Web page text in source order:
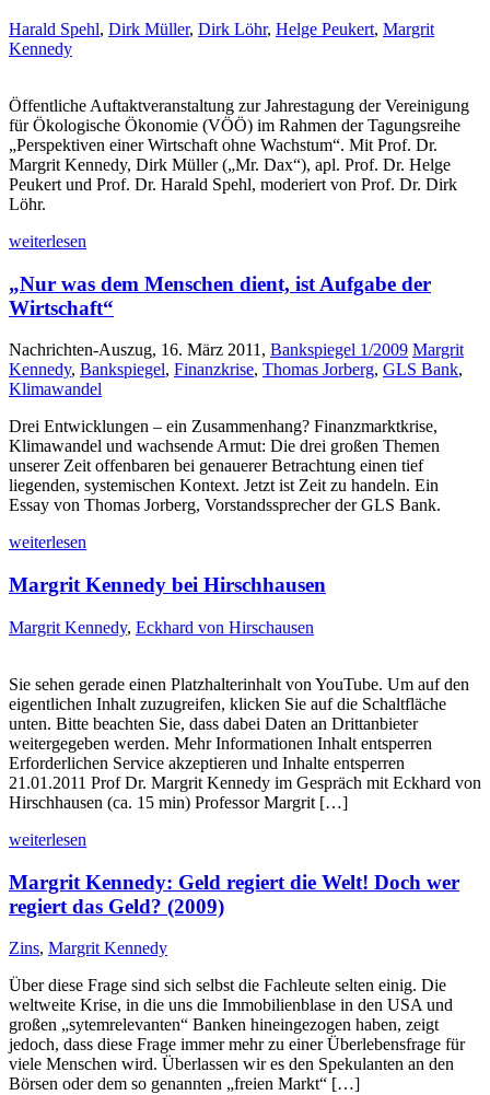
Harald Spehl, Dirk Müller, Dirk Löhr, Helge Peukert, Margrit
Kennedy
Öffentliche Auftaktveranstaltung zur Jahrestagung der Vereinigung
für Ökologische Ökonomie (VÖÖ) im Rahmen der Tagungsreihe
„Perspektiven einer Wirtschaft ohne Wachstum“. Mit Prof. Dr.
Margrit Kennedy, Dirk Müller („Mr. Dax“), apl. Prof. Dr. Helge
Peukert und Prof. Dr. Harald Spehl, moderiert von Prof. Dr. Dirk
Löhr.
weiterlesen
„Nur was dem Menschen dient, ist Aufgabe der
Wirtschaft“
Nachrichten-Auszug, 16. März 2011, Bankspiegel 1/2009 Margrit
Kennedy, Bankspiegel, Finanzkrise, Thomas Jorberg, GLS Bank,
Klimawandel
Drei Entwicklungen – ein Zusammenhang? Finanzmarktkrise,
Klimawandel und wachsende Armut: Die drei großen Themen
unserer Zeit offenbaren bei genauerer Betrachtung einen tief
liegenden, systemischen Kontext. Jetzt ist Zeit zu handeln. Ein
Essay von Thomas Jorberg, Vorstandssprecher der GLS Bank.
weiterlesen
Margrit Kennedy bei Hirschhausen
Margrit Kennedy, Eckhard von Hirschausen
Sie sehen gerade einen Platzhalterinhalt von YouTube. Um auf den
eigentlichen Inhalt zuzugreifen, klicken Sie auf die Schaltfläche
unten. Bitte beachten Sie, dass dabei Daten an Drittanbieter
weitergegeben werden. Mehr Informationen Inhalt entsperren
Erforderlichen Service akzeptieren und Inhalte entsperren
21.01.2011 Prof Dr. Margrit Kennedy im Gespräch mit Eckhard von
Hirschhausen (ca. 15 min) Professor Margrit […]
weiterlesen
Margrit Kennedy: Geld regiert die Welt! Doch wer
regiert das Geld? (2009)
Zins, Margrit Kennedy
Über diese Frage sind sich selbst die Fachleute selten einig. Die
weltweite Krise, in die uns die Immobilienblase in den USA und
großen „sytemrelevanten“ Banken hineingezogen haben, zeigt
jedoch, dass diese Frage immer mehr zu einer Überlebensfrage für
viele Menschen wird. Überlassen wir es den Spekulanten an den
Börsen oder dem so genannten „freien Markt“ […]